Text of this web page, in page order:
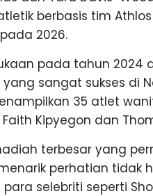
berbasis tim
2026.
pada tahun 2024
sangat sukses di
35 atlet
Kipyegon dan
terbesar yang
perhatian tidak
selebriti seperti